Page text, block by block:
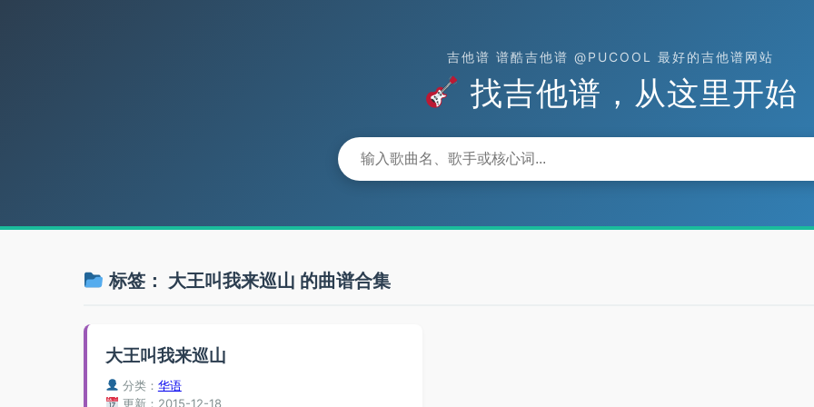
吉他谱 谱酷吉他谱 @PUCOOL 最好的吉他谱网站
找吉他谱，从这里开始
标签： 大王叫我来巡山 的曲谱合集
大王叫我来巡山
分类： 华语
更新：2015-12-18